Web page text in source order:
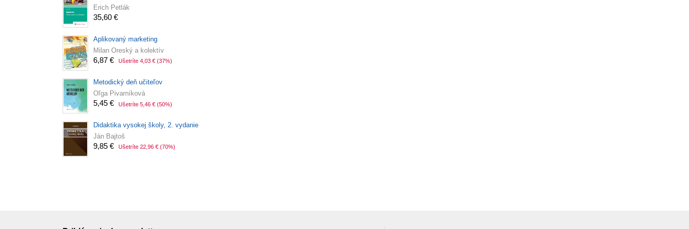
Erich Petlák
35,60 €
Aplikovaný marketing
Milan Oreský a kolektív
6,87 € Ušetríte 4,03 € (37%)
Metodický deň učiteľov
Oľga Pivarníková
5,45 € Ušetríte 5,46 € (50%)
Didaktika vysokej školy, 2. vydanie
Ján Bajtoš
9,85 € Ušetríte 22,96 € (70%)